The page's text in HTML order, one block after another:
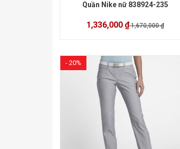
Quần Nike nữ 838924-235
1,336,000 ₫1,670,000 ₫
- 20%